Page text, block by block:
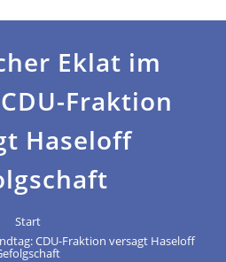
Eklat im
Fraktion
Haseloff
Start
CDU-Fraktion versagt Haseloff